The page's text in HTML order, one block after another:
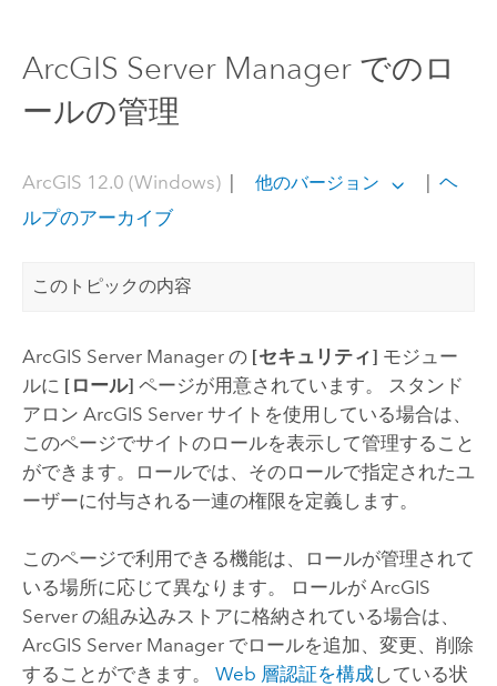
ArcGIS Server Manager でのロ
ールの管理
ArcGIS 12.0 (Windows)| 他のバージョン
ヘ
ルプのアーカイブ
このトピックの内容
ArcGIS ServerManager の [セキュリティ] モジュー
ルに [ロール] ページが用意されています。 スタンド
アロン ArcGIS Serverサイトを使用している場合は、
このページでサイトのロールを表示して管理すること
ができます。ロールでは、そのロールで指定されたユ
ーザーに付与される一連の権限を定義します。
このページで利用できる機能は、ロールが管理されて
いる場所に応じて異なります。 ロールが ArcGIS
Serverの組み込みストアに格納されている場合は、
ArcGIS Server Manager でロールを追加、変更、削除
することができます。 Web 層認証を構成している状